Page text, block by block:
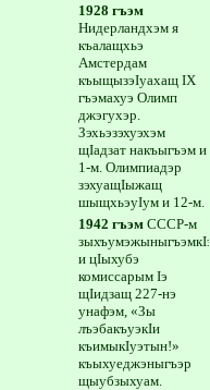
1928 гъэм
Нидерландхэм я
къалащхьэ
Амстердам
къыщызэIуахащ IХ
гъэмахуэ Олимп
джэгухэр.
Зэхьэзэхуэхэм
щIадзат накъыгъэм и
1-м. Олимпиадэр
зэхуащIыжащ
шыщхьэуIум и 12-м.
1942 гъэм СССР-м
и цIыхубэ
комиссарым Iэ
щIидзащ 227-нэ
унафэм, «Зы
лъэбакъуэкIи
къимыкIуэтын!»
къыхуеджэныгъэр
щыубзыхуам.